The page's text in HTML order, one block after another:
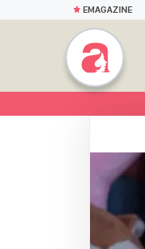
EMAGAZINE